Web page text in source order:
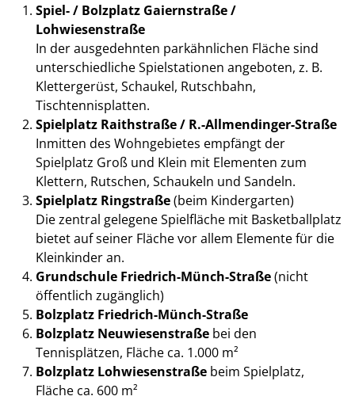
Spiel- / Bolzplatz Gaiernstraße /
Lohwiesenstraße
In der ausgedehnten parkähnlichen Fläche sind
unterschiedliche Spielstationen angeboten, z. B.
Klettergerüst, Schaukel, Rutschbahn,
Tischtennisplatten.
Spielplatz Raithstraße / R.-Allmendinger-Straße
Inmitten des Wohngebietes empfängt der
Spielplatz Groß und Klein mit Elementen zum
Klettern, Rutschen, Schaukeln und Sandeln.
Spielplatz Ringstraße(beim Kindergarten)
Die zentral gelegene Spielfläche mit Basketballplatz
bietet auf seiner Fläche vor allem Elemente für die
Kleinkinder an.
Grundschule Friedrich-Münch-Straße(nicht
öffentlich zugänglich)
Bolzplatz Friedrich-Münch-Straße
Bolzplatz Neuwiesenstraßebei den
Tennisplätzen, Fläche ca. 1.000 m²
Bolzplatz Lohwiesenstraßebeim Spielplatz,
Fläche ca. 600 m²